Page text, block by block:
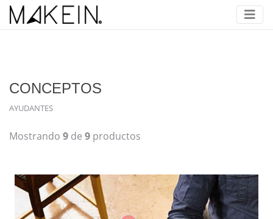
CONCEPTOS
AYUDANTES
Mostrando 9 de 9 productos